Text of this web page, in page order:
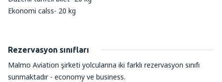
Ekonomi calss- 20 kg
Rezervasyon sınıfları
Malmo Aviation şirketi yolcularına iki farklı rezervasyon sınıfı
sunmaktadır - economy ve business.